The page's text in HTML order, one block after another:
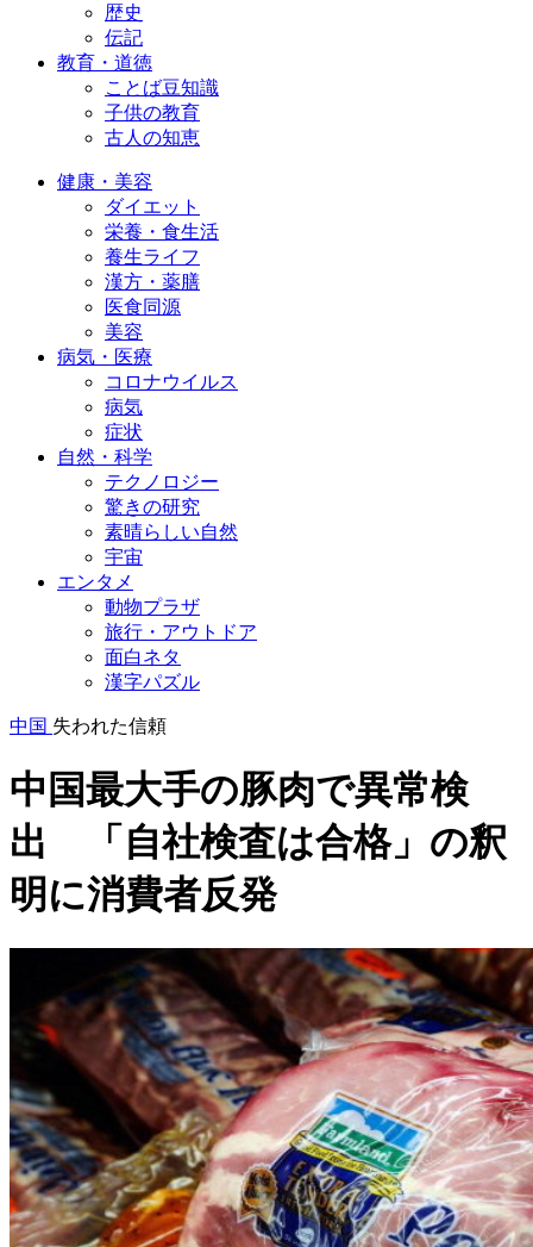
歴史
伝記
教育・道徳
ことば豆知識
子供の教育
古人の知恵
健康・美容
ダイエット
栄養・食生活
養生ライフ
漢方・薬膳
医食同源
美容
病気・医療
コロナウイルス
病気
症状
自然・科学
テクノロジー
驚きの研究
素晴らしい自然
宇宙
エンタメ
動物プラザ
旅行・アウトドア
面白ネタ
漢字パズル
中国 失われた信頼
中国最大手の豚肉で異常検
出 「自社検査は合格」の釈
明に消費者反発